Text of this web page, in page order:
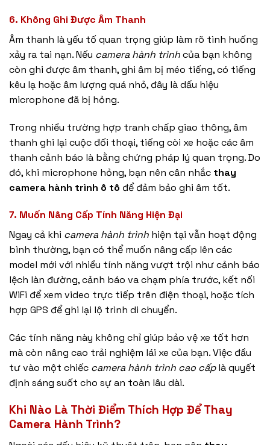
6. Không Ghi Được Âm Thanh
Âm thanh là yếu tố quan trọng giúp làm rõ tình huống
xảy ra tai nạn. Nếu camera hành trìnhcủa bạn không
còn ghi được âm thanh, ghi âm bị méo tiếng, có tiếng
kêu lạ hoặc âm lượng quá nhỏ, đây là dấu hiệu
microphone đã bị hỏng.
Trong nhiều trường hợp tranh chấp giao thông, âm
thanh ghi lại cuộc đối thoại, tiếng còi xe hoặc các âm
thanh cảnh báo là bằng chứng pháp lý quan trọng. Do
đó, khi microphone hỏng, bạn nên cân nhắc thay
camera hành trình ô tô để đảm bảo ghi âm tốt.
7. Muốn Nâng Cấp Tính Năng Hiện Đại
Ngay cả khi camera hành trình hiện tại vẫn hoạt động
bình thường, bạn có thể muốn nâng cấp lên các
model mới với nhiều tính năng vượt trội như cảnh báo
lệch làn đường, cảnh báo va chạm phía trước, kết nối
WiFi để xem video trực tiếp trên điện thoại, hoặc tích
hợp GPS để ghi lại lộ trình di chuyển.
Các tính năng này không chỉ giúp bảo vệ xe tốt hơn
mà còn nâng cao trải nghiệm lái xe của bạn. Việc đầu
tư vào một chiếc camera hành trình cao cấplà quyết
định sáng suốt cho sự an toàn lâu dài.
Khi Nào Là Thời Điểm Thích Hợp Để Thay
Camera Hành Trình?